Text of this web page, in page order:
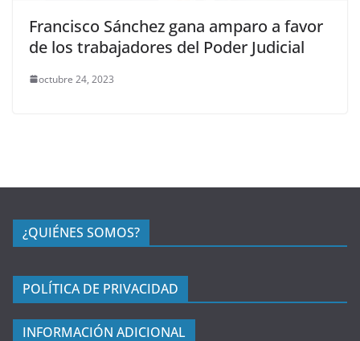
Francisco Sánchez gana amparo a favor
de los trabajadores del Poder Judicial
octubre 24, 2023
¿QUIÉNES SOMOS?
POLÍTICA DE PRIVACIDAD
INFORMACIÓN ADICIONAL